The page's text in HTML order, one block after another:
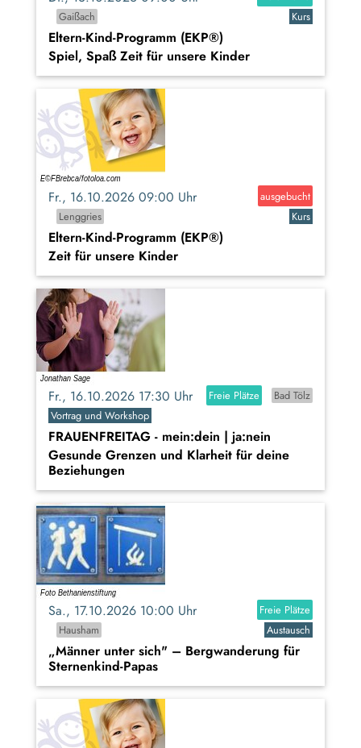
Gaißach
Kurs
Eltern-Kind-Programm (EKP®)
Spiel, Spaß Zeit für unsere Kinder
Fr., 16.10.2026 09:00 Uhr
ausgebucht
Lenggries
Kurs
Eltern-Kind-Programm (EKP®)
Zeit für unsere Kinder
Fr., 16.10.2026 17:30 Uhr Freie Plätze
Bad Tölz
Vortrag und Workshop
FRAUENFREITAG - mein:dein | ja:nein
Gesunde Grenzen und Klarheit für deine
Beziehungen
Sa., 17.10.2026 10:00 Uhr
Freie Plätze
Hausham
Austausch
„Männer unter sich" – Bergwanderung für
Sternenkind-Papas